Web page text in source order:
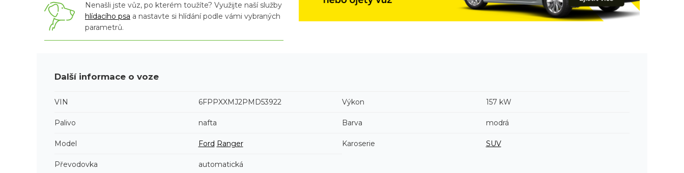
Nenašli jste vůz, po kterém toužíte? Využijte naší služby
hlídacího psa a nastavte si hlídání podle vámi vybraných
parametrů.
Další informace o voze
VIN 6FPPXXMJ2PMD53922 Výkon 157 kW
Palivo nafta Barva modrá
Model Ford Ranger Karoserie SUV
Převodovka automatická